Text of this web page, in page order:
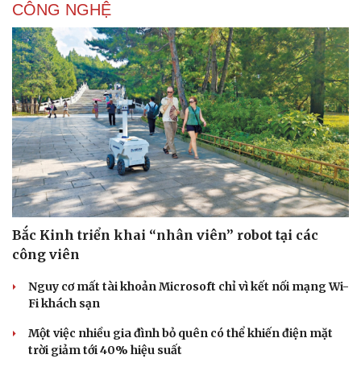
CÔNG NGHỆ
Bắc Kinh triển khai “nhân viên” robot tại các
công viên
Nguy cơ mất tài khoản Microsoft chỉ vì kết nối mạng Wi-
Fi khách sạn
Một việc nhiều gia đình bỏ quên có thể khiến điện mặt
trời giảm tới 40% hiệu suất